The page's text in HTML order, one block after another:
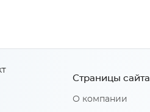
Страницы сайта
О компании